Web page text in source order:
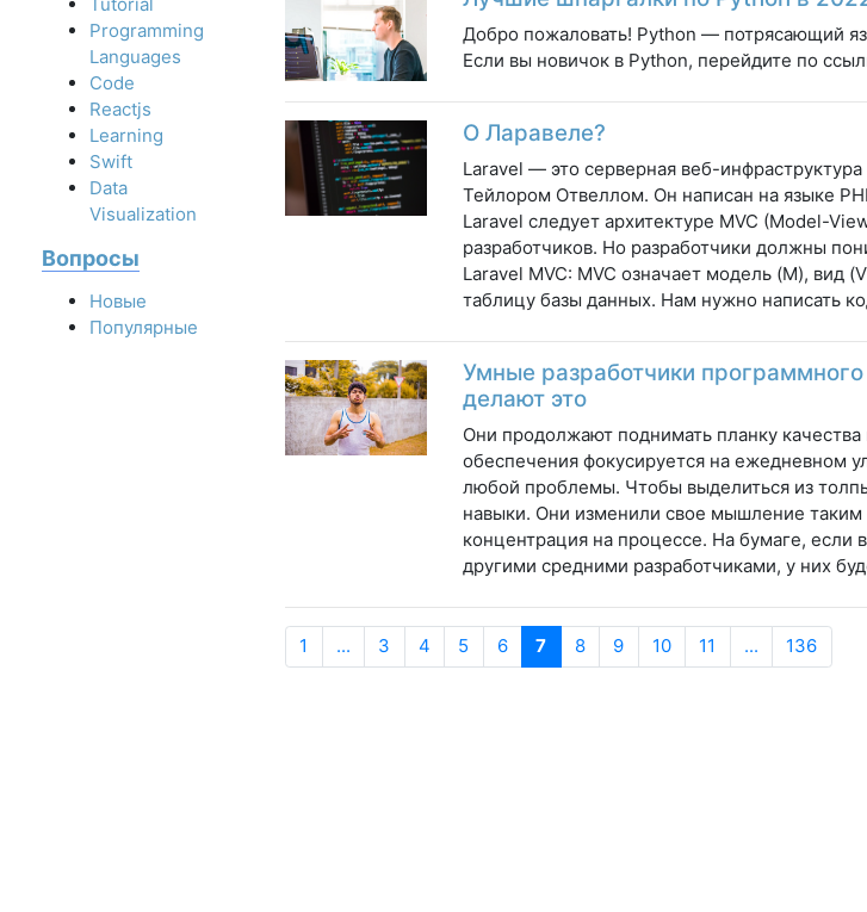
Tutorial
Programming
Languages
Code
Reactjs
Learning
Swift
Data
Visualization
Вопросы
Новые
Популярные
Добро пожаловать! Python — потрясающий
Если вы новичок в Python, перейдите по
О Ларавеле?
Laravel — это серверная веб-
Тейлором Отвеллом. Он написан на языке
Laravel следует архитектуре MVC (Model-
разработчиков. Но разработчики должны
Laravel MVC: MVC означает модель (M), вид
таблицу базы данных. Нам нужно написать
Умные разработчики
делают это
Они продолжают поднимать планку
обеспечения фокусируется на ежедневном
любой проблемы. Чтобы выделиться из
навыки. Они изменили свое мышление
концентрация на процессе. На бумаге, если
другими средними разработчиками, у них
1 ... 3 4 5 6 7 8 9 10 11 ... 136